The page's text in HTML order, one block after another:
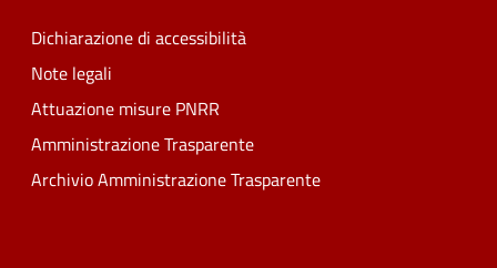
Dichiarazione di accessibilità
Note legali
Attuazione misure PNRR
Amministrazione Trasparente
Archivio Amministrazione Trasparente